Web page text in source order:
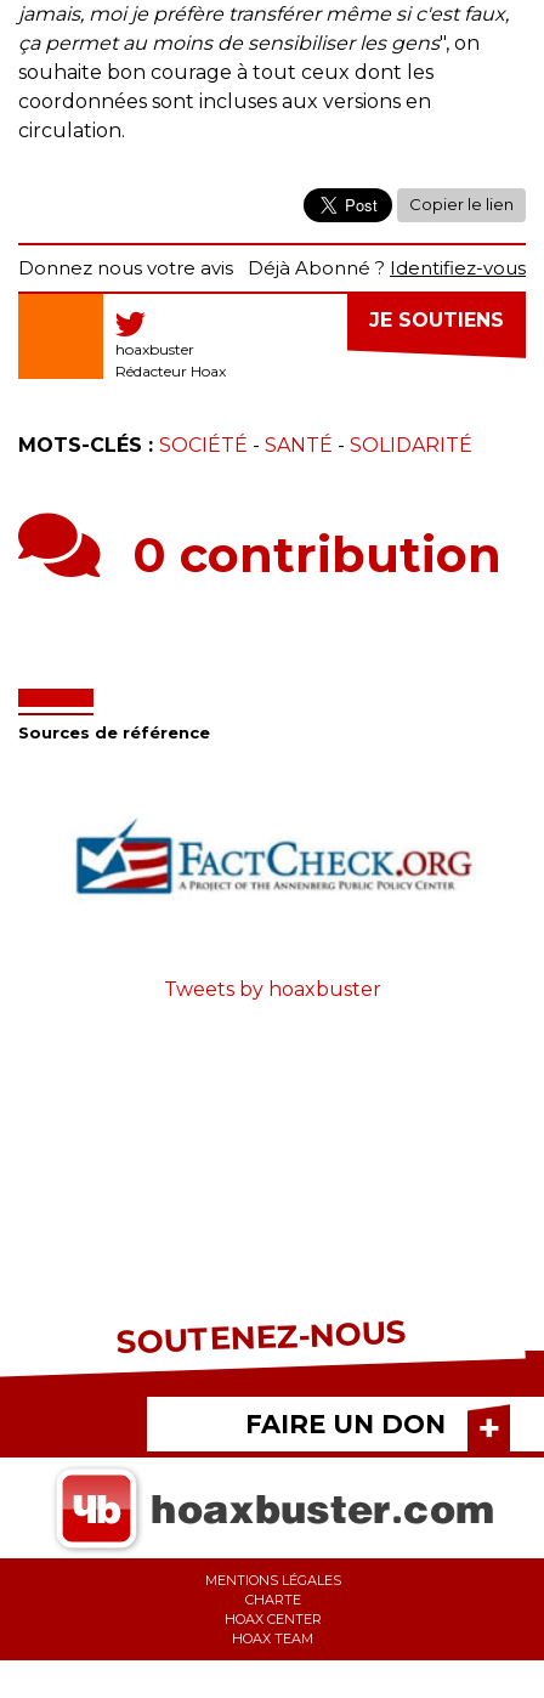
jamais, moi je préfère transférer même si c'est faux,
ça permet au moins de sensibiliser les gens", on
souhaite bon courage à tout ceux dont les
coordonnées sont incluses aux versions en
circulation.
Copier le lien
Donnez nous votre avis Déjà Abonné ? Identifiez-vous
JE SOUTIENS
hoaxbuster
Rédacteur Hoax
MOTS-CLÉS : SOCIÉTÉ - SANTÉ - SOLIDARITÉ
0 contribution
Sources de référence
Tweets by hoaxbuster
SOUTENEZ-NOUS
FAIRE UN DON
MENTIONS LÉGALES
CHARTE
HOAX CENTER
HOAX TEAM